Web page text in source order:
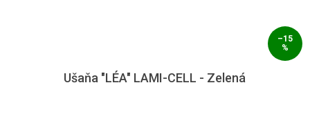
–15
%
Ušaňa "LÉA" LAMI-CELL - Zelená